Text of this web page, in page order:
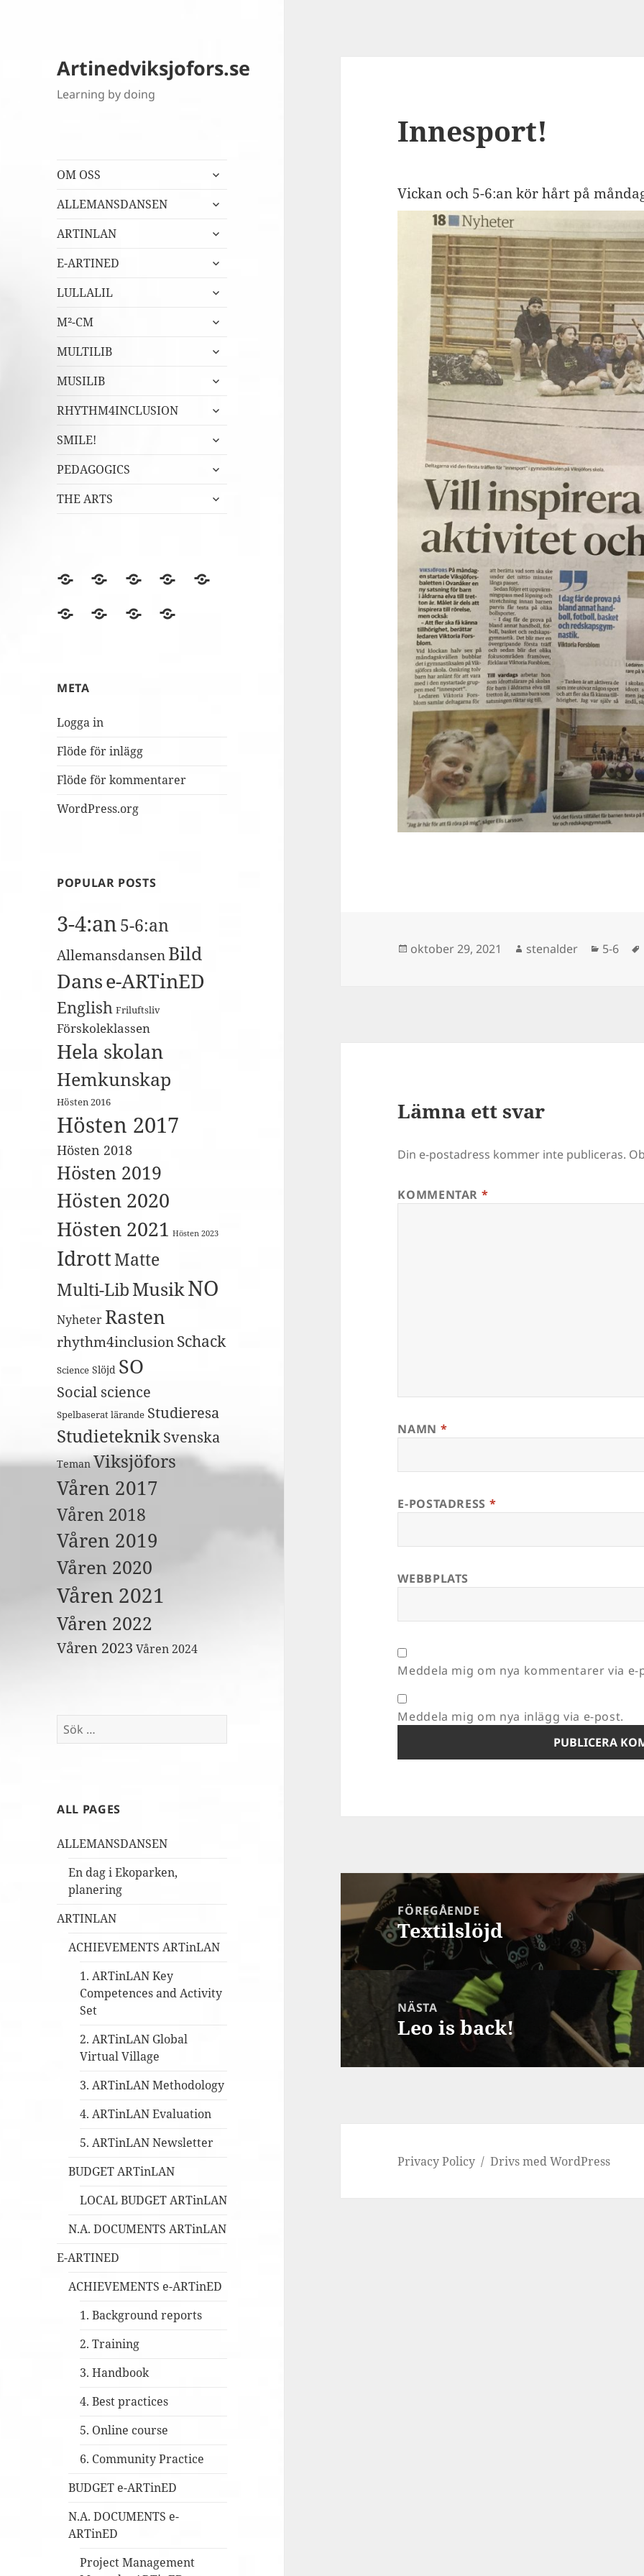
Artinedviksjofors.se
Learning by doing
OM OSS
expandera
ALLEMANSDANSEN
expandera
ARTINLAN
expandera
E-ARTINED
expandera
LULLALIL
expandera
M²-CM
expandera
MULTILIB
expandera
MUSILIB
expandera
RHYTHM4INCLUSION
expandera
SMILE!
expandera
PEDAGOGICS
expandera
THE ARTS
expandera
BLOGGEN
Film
Finska
berömmer
Fredagsmys
FolkUngar
Fridays
Lördagskul
OVANÅKERS
r4i
Utvärderingsträdet
META
Logga in
Flöde för inlägg
Flöde för kommentarer
WordPress.org
POPULAR POSTS
3-4:an5-6:an
Allemansdansen Bild
Danse-ARTinED
English Friluftsliv
Förskoleklassen
Hela skolan
Hemkunskap
Hösten 2016
Hösten 2017
Hösten 2018
Hösten 2019
Hösten 2020
Hösten 2021 Hösten 2023
IdrottMatte
Multi-LibMusikNO
Nyheter Rasten
rhythm4inclusion Schack
Science Slöjd SO
Social science
Spelbaserat lärande Studieresa
StudieteknikSvenska
Teman Viksjöfors
Våren 2017
Våren 2018
Våren 2019
Våren 2020
Våren 2021
Våren 2022
Våren 2023 Våren 2024
Sök
efter:
ALL PAGES
ALLEMANSDANSEN
En dag i Ekoparken,
planering
ARTINLAN
ACHIEVEMENTS ARTinLAN
1. ARTinLAN Key
Competences and Activity
Set
2. ARTinLAN Global
Virtual Village
3. ARTinLAN Methodology
4. ARTinLAN Evaluation
5. ARTinLAN Newsletter
BUDGET ARTinLAN
LOCAL BUDGET ARTinLAN
N.A. DOCUMENTS ARTinLAN
E-ARTINED
ACHIEVEMENTS e-ARTinED
1. Background reports
2. Training
3. Handbook
4. Best practices
5. Online course
6. Community Practice
BUDGET e-ARTinED
N.A. DOCUMENTS e-
ARTinED
Project Management
Innesport!
Vickan och 5-6:an kör hårt på
Postat
oktober 29, 2021 Författare
stenalder 5-6
Lämna ett svar
Din e-postadress kommer inte publiceras.
KOMMENTAR *
NAMN *
E-POSTADRESS *
WEBBPLATS
Meddela mig om nya kommentarer via e-
Meddela mig om nya inlägg via e-post.
Inläggsnavigering
FÖREGÅENDE
Föregående
inlägg:
Textilslöjd
NÄSTA
Nästa
inlägg:
Leo is back!
Privacy Policy Drivs med WordPress